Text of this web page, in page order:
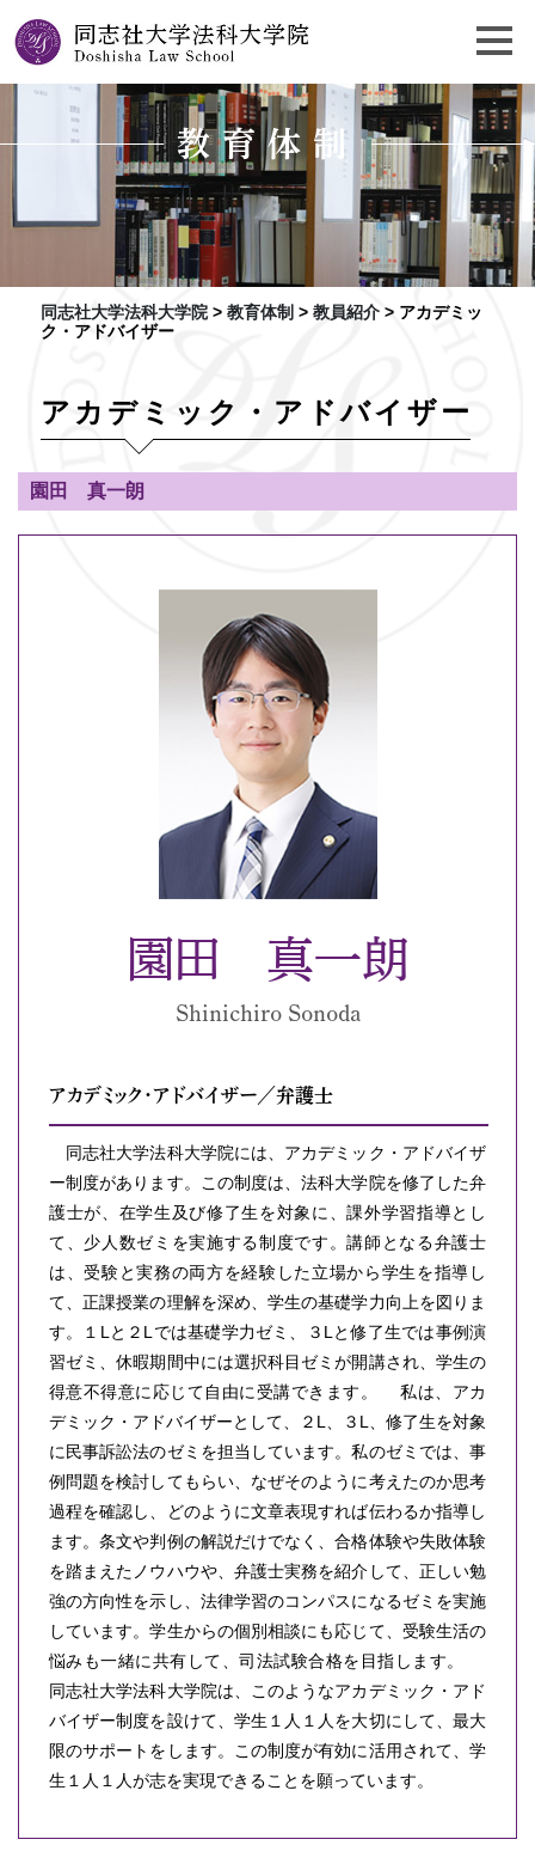
教育体制
同志社大学法科大学院> 教育体制 > 教員紹介> アカデミッ
ク・アドバイザー
アカデミック・アドバイザー
園田 真一朗
園田 真一朗
Shinichiro Sonoda
アカデミック・アドバイザー／弁護士
同志社大学法科大学院には、アカデミック・アドバイザ
ー制度があります。この制度は、法科大学院を修了した弁
護士が、在学生及び修了生を対象に、課外学習指導とし
て、少人数ゼミを実施する制度です。講師となる弁護士
は、受験と実務の両方を経験した立場から学生を指導し
て、正課授業の理解を深め、学生の基礎学力向上を図りま
す。１Lと２Lでは基礎学力ゼミ、３Lと修了生では事例演
習ゼミ、休暇期間中には選択科目ゼミが開講され、学生の
得意不得意に応じて自由に受講できます。 私は、アカ
デミック・アドバイザーとして、２L、３L、修了生を対象
に民事訴訟法のゼミを担当しています。私のゼミでは、事
例問題を検討してもらい、なぜそのように考えたのか思考
過程を確認し、どのように文章表現すれば伝わるか指導し
ます。条文や判例の解説だけでなく、合格体験や失敗体験
を踏まえたノウハウや、弁護士実務を紹介して、正しい勉
強の方向性を示し、法律学習のコンパスになるゼミを実施
しています。学生からの個別相談にも応じて、受験生活の
悩みも一緒に共有して、司法試験合格を目指します。
同志社大学法科大学院は、このようなアカデミック・アド
バイザー制度を設けて、学生１人１人を大切にして、最大
限のサポートをします。この制度が有効に活用されて、学
生１人１人が志を実現できることを願っています。